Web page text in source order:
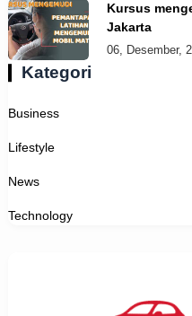
Kursus
Jakarta
06, Desember,
Kategori
Business
Lifestyle
News
Technology